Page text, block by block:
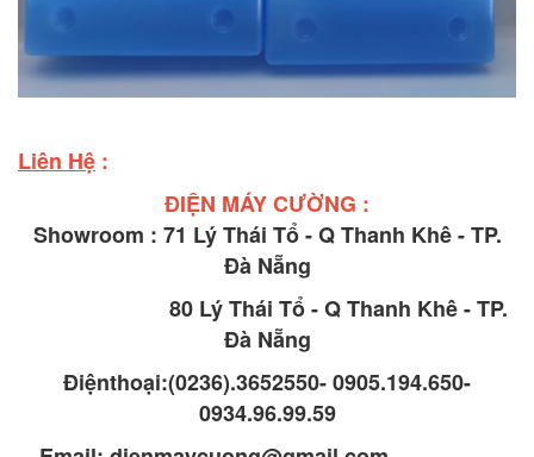
Liên Hệ :
ĐIỆN MÁY CƯỜNG :
Showroom : 71 Lý Thái Tổ - Q Thanh Khê - TP.
Đà Nẵng
80 Lý Thái Tổ - Q Thanh Khê - TP.
Đà Nẵng
Điệnthoại:(0236).3652550- 0905.194.650-
0934.96.99.59